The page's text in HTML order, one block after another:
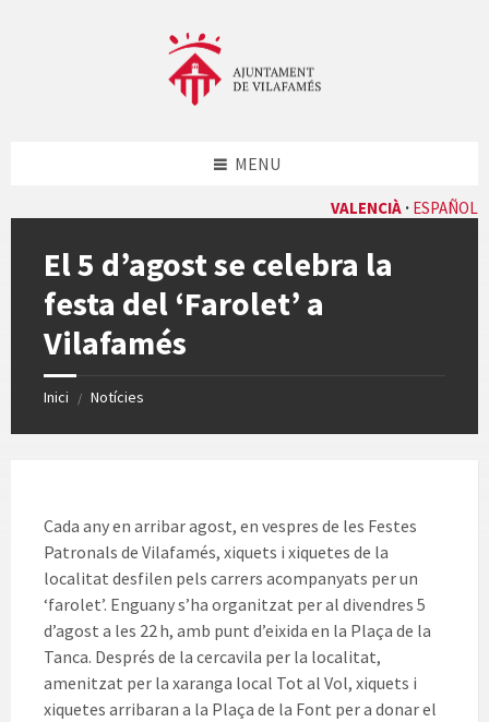
VALENCIÀ ESPAÑOL
MENU
El 5 d’agost se celebra la
festa del ‘Farolet’ a
Vilafamés
Inici / Notícies
Cada any en arribar agost, en vespres de les Festes
Patronals de Vilafamés, xiquets i xiquetes de la
localitat desfilen pels carrers acompanyats per un
‘farolet’. Enguany s’ha organitzat per al divendres 5
d’agost a les 22 h, amb punt d’eixida en la Plaça de la
Tanca. Després de la cercavila per la localitat,
amenitzat per la xaranga local Tot al Vol, xiquets i
xiquetes arribaran a la Plaça de la Font per a donar el